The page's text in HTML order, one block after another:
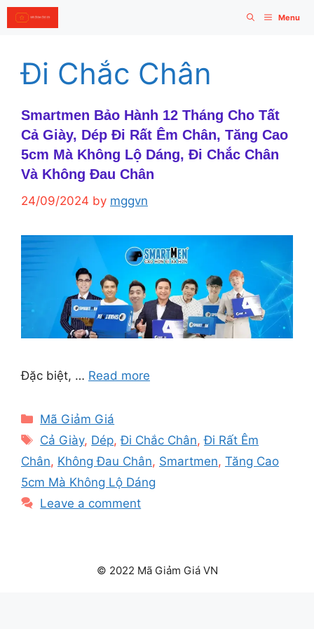
Skip
to
Menu
Đi Chắc Chân
Smartmen Bảo Hành 12 Tháng Cho Tất
Cả Giày, Dép Đi Rất Êm Chân, Tăng Cao
5cm Mà Không Lộ Dáng, Đi Chắc Chân
Và Không Đau Chân
24/09/2024 by mggvn
Đặc biệt, … Read more
Categories
Mã Giảm Giá
Tags
Cả Giày, Dép,Đi Chắc Chân,Đi Rất Êm
Chân, Không Đau Chân, Smartmen, Tăng Cao
5cm Mà Không Lộ Dáng
Leave a comment
© 2022 Mã Giảm Giá VN